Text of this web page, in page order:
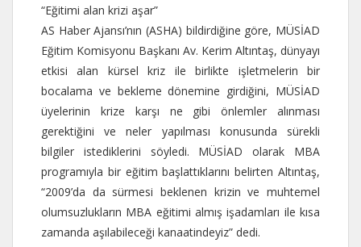
“Eğitimi alan krizi aşar”
AS Haber Ajansı’nın (ASHA) bildirdiğine göre, MÜSİAD
Eğitim Komisyonu Başkanı Av. Kerim Altıntaş, dünyayı
etkisi alan kürsel kriz ile birlikte işletmelerin bir
bocalama ve bekleme dönemine girdiğini, MÜSİAD
üyelerinin krize karşı ne gibi önlemler alınması
gerektiğini ve neler yapılması konusunda sürekli
bilgiler istediklerini söyledi. MÜSİAD olarak MBA
programıyla bir eğitim başlattıklarını belirten Altıntaş,
“2009’da da sürmesi beklenen krizin ve muhtemel
olumsuzlukların MBA eğitimi almış işadamları ile kısa
zamanda aşılabileceği kanaatindeyiz” dedi.